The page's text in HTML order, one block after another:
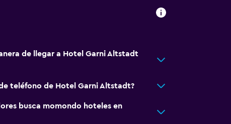
de llegar a Hotel Garni Altstadt
teléfono de Hotel Garni Altstadt?
busca momondo hoteles en